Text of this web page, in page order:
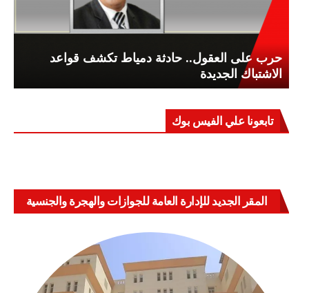
حرب على العقول.. حادثة دمياط تكشف قواعد
الاشتباك الجديدة
تابعونا علي الفيس بوك
المقر الجديد للإدارة العامة للجوازات والهجرة والجنسية